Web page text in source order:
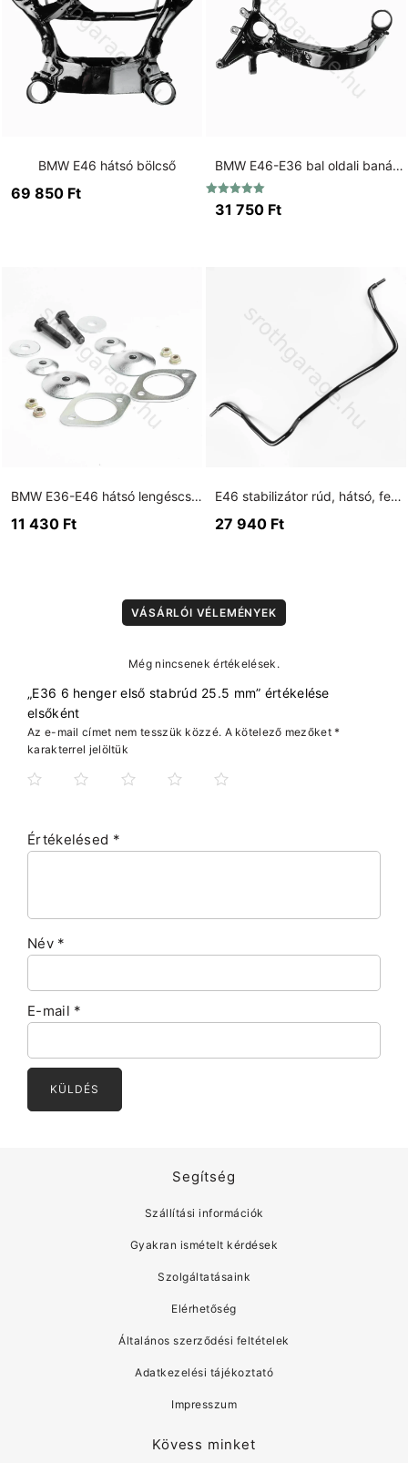
BMW E46 hátsó bölcső
69 850 Ft
BMW E46-E36 bal oldali banán lengőkar 75mm kis csapágyas
Értékelés:
5.00
31 750 Ft
BMW E36-E46 hátsó lengéscsillapító erősített alátét szett + torony erősítő szett
11 430 Ft
E46 stabilizátor rúd, hátsó, fekete, 19mm.
27 940 Ft
VÁSÁRLÓI VÉLEMÉNYEK
Még nincsenek értékelések.
„E36 6 henger első stabrúd 25.5 mm” értékelése
elsőként
Az e-mail címet nem tesszük közzé. A kötelező mezőket*
karakterrel jelöltük
Értékelésed *
Név *
E-mail *
Segítség
Szállítási információk
Gyakran ismételt kérdések
Szolgáltatásaink
Elérhetőség
Általános szerződési feltételek
Adatkezelési tájékoztató
Impresszum
Kövess minket